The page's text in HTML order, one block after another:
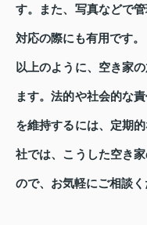
す。また、写真などで
対応の際にも有用です。
以上のように、空き家
ます。法的や社会的な
を維持するには、定期
社では、こうした空き
ので、お気軽にご相談く